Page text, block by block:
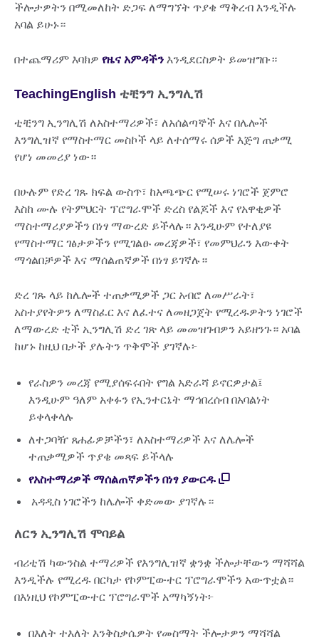
ችሎታዎትን በሚመለከት ድጋፍ ለማግኘት ጥያቄ ማቅረብ እንዲችሉ
አባል ይሁኑ።
በተጨማሪም እባክዎ የዜና አምዳችን እንዲደርስዎት ይመዝግቡ።
TeachingEnglish ቲቺንግ ኢንግሊሽ
ቲቺንግ ኢንግሊሽ ለአስተማሪዎች፣ ለአሰልጣኞች እና በሌሎች
እንግሊዝኛ የማስተማር መስኮች ላይ ለተሰማሩ ሰዎች እጅግ ጠቃሚ
የሆነ መመሪያ ነው።
በሁሉም የድረ ገጹ ክፍል ውስጥ፣ ከአጫጭር የሚሠሩ ነገሮች ጀምሮ
እስከ ሙሉ የትምህርት ፕሮግራሞች ድረስ የልጆች እና የአዋቂዎች
ማስተማሪያዎችን በነፃ ማውረድ ይችላሉ። እንዲሁም የተለያዩ
የማስተማር ገፅታዎችን የሚገልፁ መረጃዎች፣ የመምህራን እውቀት
ማጎልበቻዎች እና ማሰልጠኛዎች በነፃ ይገኛሉ።
ድረ ገጹ ላይ ከሌሎች ተጠቃሚዎች ጋር አብሮ ለመሥራት፣
አስተያየትዎን ለማስፈር እና ለፈተና ለመዘጋጀት የሚረዱዎትን ነገሮች
ለማውረድ ቲች ኢንግሊሽ ድረ ገጽ ላይ መመዝገብዎን አይዘንጉ። አባል
ከሆኑ ከዚህ በታች ያሉትን ጥቅሞች ያገኛሉ፦
የራስዎን መረጃ የሚያሰፍሩበት የግል አድራሻ ይኖርዎታል፤
እንዲሁም ዓለም አቀፉን የኢንተርኔት ማኅበረሰብ በአባልነት
ይቀላቀላሉ
ለተጋባዥ ጸሐፊዎቻችን፣ ለአስተማሪዎች እና ለሌሎች
ተጠቃሚዎች ጥያቄ መጻፍ ይችላሉ
የአስተማሪዎች ማሰልጠኛዎችን በነፃ ያውርዱ
አዳዲስ ነገሮችን ከሌሎች ቀድመው ያገኛሉ።
ለርን ኢንግሊሽ ሞባይል
ብሪቲሽ ካውንስል ተማሪዎች የእንግሊዝኛ ቋንቋ ችሎታቸውን ማሻሻል
እንዲችሉ የሚረዱ በርካታ የኮምፒውተር ፕሮግራሞችን አውጥቷል።
በእነዚህ የኮምፒውተር ፕሮግራሞች አማካኝነት፦
በእለት ተእለት እንቅስቃሴዎት የመስማት ችሎታዎን ማሻሻል